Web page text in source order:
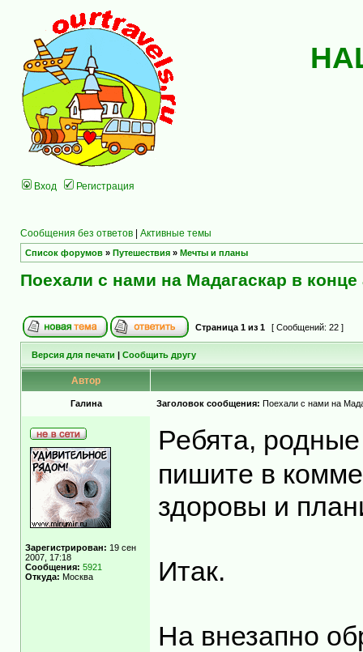
Вход Регистрация
Сообщения без ответов | Активные темы
Список форумов » Путешествия » Мечты и планы
Поехали с нами на Мадагаскар в конце
Страница 1 из 1 [ Сообщений: 22 ]
Версия для печати | Сообщить другу
Автор
Гaлинa Заголовок сообщения: Поехали с нами на
Зарегистрирован: 19 сен
2007, 17:18
Сообщения: 5921
Откуда: Москва
Ребята,
пишите в
здоровы и
Итак.
На внезапно